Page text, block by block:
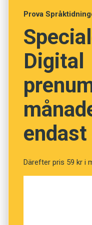
Foto: Istockphoto
Vad
Fråga1av 12
Ogin
Nykter
Prova
Digital
Därefter pris 59 kr i